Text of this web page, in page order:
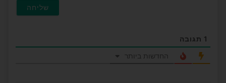
1 תגובה
החדשות ביותר